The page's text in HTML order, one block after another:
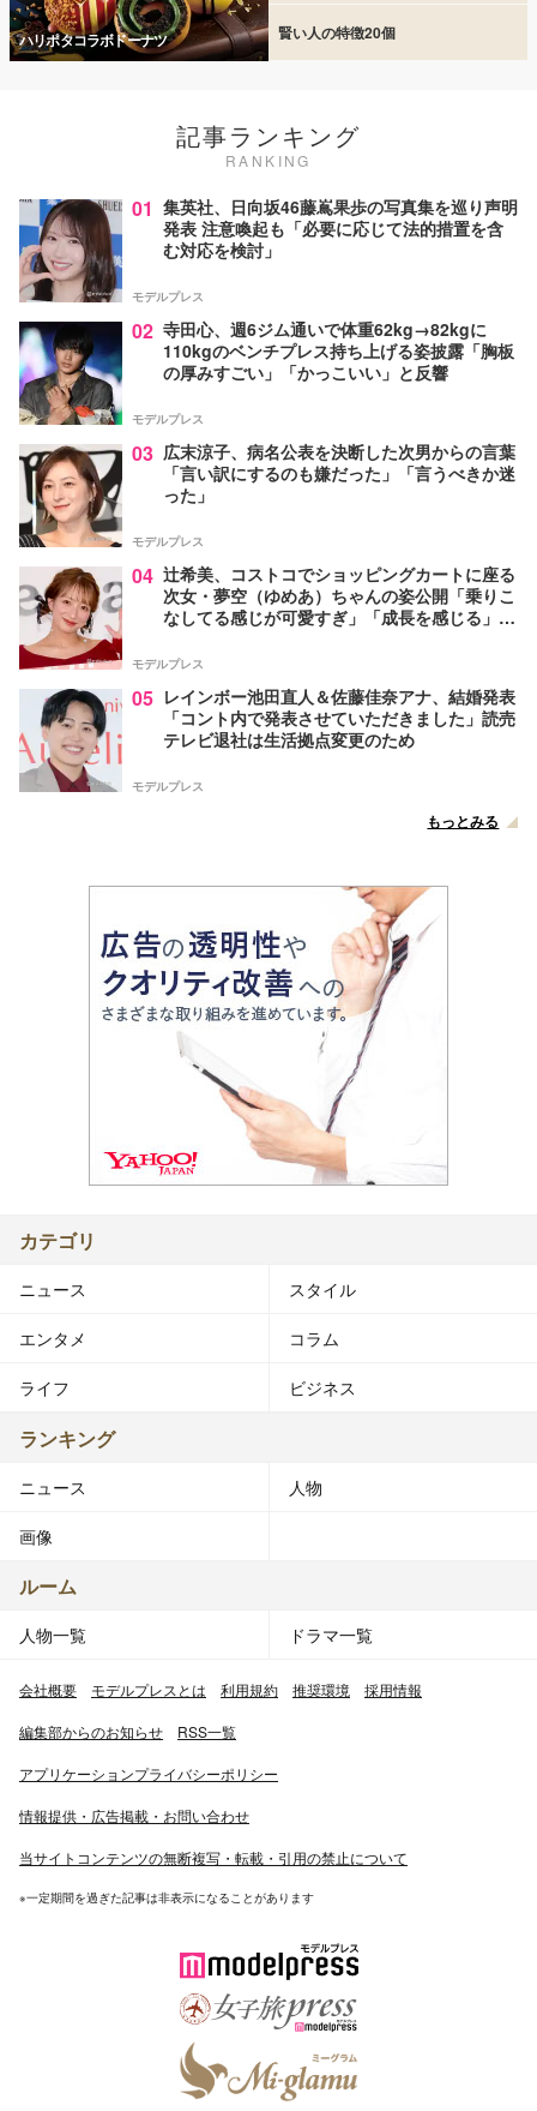
ハリポタコラボドーナツ 賢い人の特徴20個
記事ランキング
RANKING
01 集英社、日向坂46藤嶌果歩の写真集を巡り声明
発表 注意喚起も「必要に応じて法的措置を含
む対応を検討」
モデルプレス
02 寺田心、週6ジム通いで体重62kg→82kgに
110kgのベンチプレス持ち上げる姿披露「胸板
の厚みすごい」「かっこいい」と反響
モデルプレス
03 広末涼子、病名公表を決断した次男からの言葉
「言い訳にするのも嫌だった」「言うべきか迷
った」
モデルプレス
04 辻希美、コストコでショッピングカートに座る
次女・夢空（ゆめあ）ちゃんの姿公開「乗りこ
なしてる感じが可愛すぎ」「成長を感じる」の
モデルプレス
05 レインボー池田直人＆佐藤佳奈アナ、結婚発表
「コント内で発表させていただきました」読売
テレビ退社は生活拠点変更のため
モデルプレス
もっとみる
カテゴリ
ニュース スタイル
エンタメ コラム
ライフ ビジネス
ランキング
ニュース 人物
画像
ルーム
人物一覧 ドラマ一覧
会社概要 モデルプレスとは 利用規約 推奨環境 採用情報
編集部からのお知らせ RSS一覧
アプリケーションプライバシーポリシー
情報提供・広告掲載・お問い合わせ
当サイトコンテンツの無断複写・転載・引用の禁止について
※一定期間を過ぎた記事は非表示になることがあります